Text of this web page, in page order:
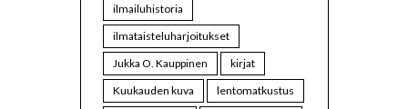
ilmailuhistoria
ilmataisteluharjoitukset
Jukka O. Kauppinen
kirjat
Kuukauden kuva
lentomatkustus